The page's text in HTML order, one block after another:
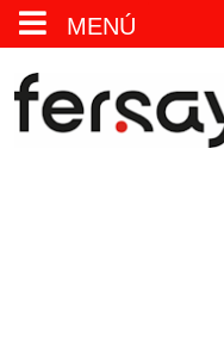
MENÚ